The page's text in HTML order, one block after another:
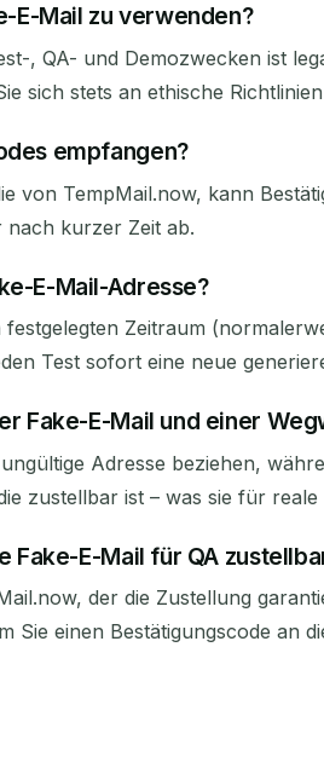
E-Mail zu verwenden?
, QA- und Demozwecken ist
sich stets an ethische
empfangen?
von TempMail.now, kann
nach kurzer Zeit ab.
E-Mail-Adresse?
Zeitraum
Test sofort eine neue
Fake-E-Mail und einer
Adresse beziehen,
zustellbar ist – was sie für
Fake-E-Mail für QA
der die Zustellung
Sie einen Bestätigungscode an